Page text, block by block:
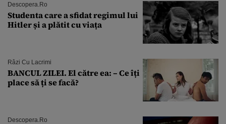
Descopera.ro
Studenta care a sfidat regimul lui
Hitler și a plătit cu viața
Râzi Cu Lacrimi
BANCUL ZILEI. El către ea: – Ce îți
place să ți se facă?
Descopera.ro